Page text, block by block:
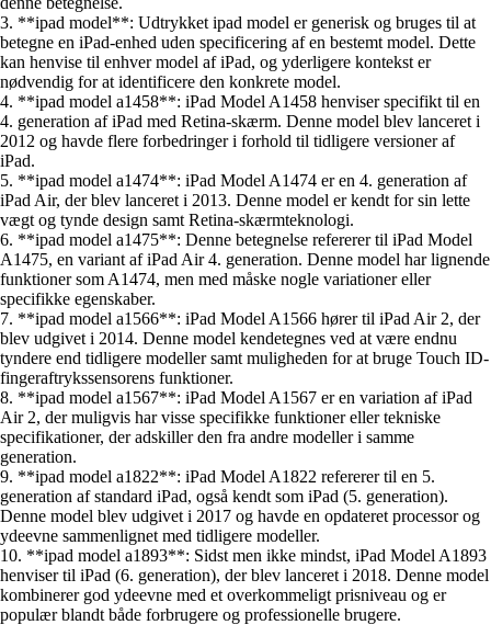
3. **ipad model**: Udtrykket ipad model er generisk og bruges til at
betegne en iPad-enhed uden specificering af en bestemt model. Dette
kan henvise til enhver model af iPad, og yderligere kontekst er
nødvendig for at identificere den konkrete model.
4. **ipad model a1458**: iPad Model A1458 henviser specifikt til en
4. generation af iPad med Retina-skærm. Denne model blev lanceret i
2012 og havde flere forbedringer i forhold til tidligere versioner af
iPad.
5. **ipad model a1474**: iPad Model A1474 er en 4. generation af
iPad Air, der blev lanceret i 2013. Denne model er kendt for sin lette
vægt og tynde design samt Retina-skærmteknologi.
6. **ipad model a1475**: Denne betegnelse refererer til iPad Model
A1475, en variant af iPad Air 4. generation. Denne model har lignende
funktioner som A1474, men med måske nogle variationer eller
specifikke egenskaber.
7. **ipad model a1566**: iPad Model A1566 hører til iPad Air 2, der
blev udgivet i 2014. Denne model kendetegnes ved at være endnu
tyndere end tidligere modeller samt muligheden for at bruge Touch ID-
fingeraftrykssensorens funktioner.
8. **ipad model a1567**: iPad Model A1567 er en variation af iPad
Air 2, der muligvis har visse specifikke funktioner eller tekniske
specifikationer, der adskiller den fra andre modeller i samme
generation.
9. **ipad model a1822**: iPad Model A1822 refererer til en 5.
generation af standard iPad, også kendt som iPad (5. generation).
Denne model blev udgivet i 2017 og havde en opdateret processor og
ydeevne sammenlignet med tidligere modeller.
10. **ipad model a1893**: Sidst men ikke mindst, iPad Model A1893
henviser til iPad (6. generation), der blev lanceret i 2018. Denne model
kombinerer god ydeevne med et overkommeligt prisniveau og er
populær blandt både forbrugere og professionelle brugere.